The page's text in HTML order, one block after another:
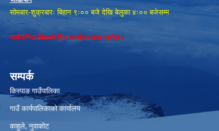
सोमबार-शुक्रबारः बिहान ९ः०० बजे देखि बेलुका ४ः०० बजेसम्म
सार्वजनिक बिदाको दिन कार्यालय बन्द रहनेछ।
सम्पर्क
किस्पाङ गाउँपालिका
गाउँ कार्यपालिकाको कार्यालय
काहुले‍‍, नुवाकोट